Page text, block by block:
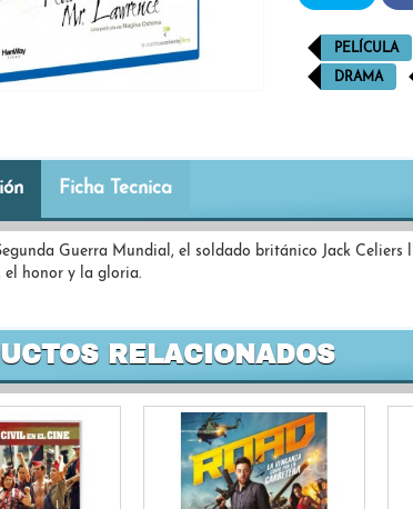
PELÍCULA
DRAMA
Ficha Tecnica
Guerra Mundial, el soldado británico Jack Celiers
el honor y la gloria.
RELACIONADOS